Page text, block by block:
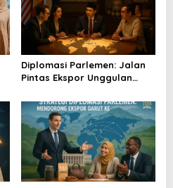
Diplomasi Parlemen: Jalan
Pintas Ekspor Unggulan